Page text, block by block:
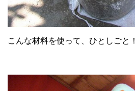
こんな材料を使って、ひとしごと！